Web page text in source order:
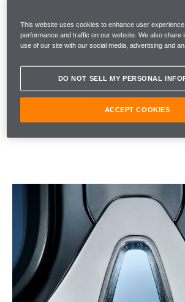
ricerca, ma anche di seguire
intuito. E, infine, disegnare
cuore.”
McLaren Automotive
Design Director
This website uses cookies to enhance user
performance and traffic on our website. We also share
use of our site with our social media, advertising and
DO NOT SELL MY PERSONAL
ACCEPT COOKIES